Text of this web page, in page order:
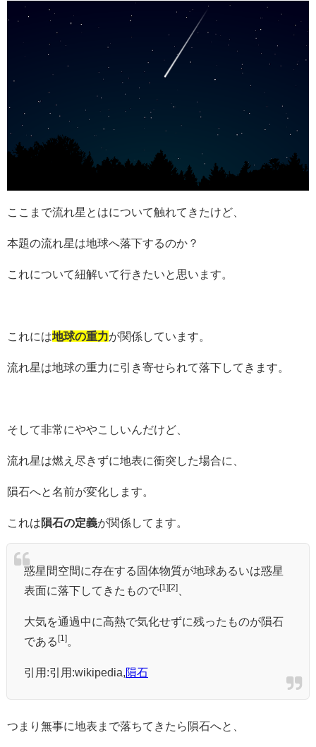
ここまで流れ星とはについて触れてきたけど、
本題の流れ星は地球へ落下するのか？
これについて紐解いて行きたいと思います。
これには地球の重力が関係しています。
流れ星は地球の重力に引き寄せられて落下してきます。
そして非常にややこしいんだけど、
流れ星は燃え尽きずに地表に衝突した場合に、
隕石へと名前が変化します。
これは隕石の定義が関係してます。
惑星間空間に存在する固体物質が地球あるいは惑星
表面に落下してきたもので[1] [2]
大気を通過中に高熱で気化せずに残ったものが隕石
である [1]
引用:引用:wikipedia, 隕石
つまり無事に地表まで落ちてきたら隕石へと、